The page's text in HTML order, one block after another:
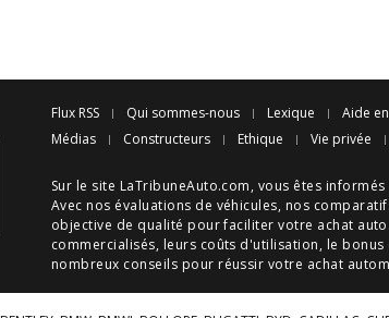
Flux RSS Qui sommes-nous Lexique Aide
Médias
Constructeurs Ethique Vie privée
Sur le site LaTribuneAuto.com, vous êtes informés
Avec nos évaluations de véhicules, nos
objective de qualité pour faciliter votre achat auto
commercialisés, leurs coûts d'utilisation, le bonus
nombreux conseils pour réussir votre achat